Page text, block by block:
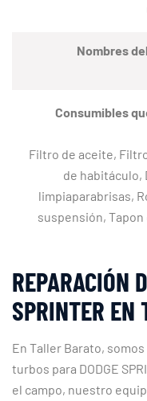
Nombres
Consumibles
Filtro de aceite,
de habitáculo,
limpiaparabrisas,
suspensión,
REPARACIÓN
SPRINTER EN
En Taller Barato,
turbos para DODGE
el campo, nuestro